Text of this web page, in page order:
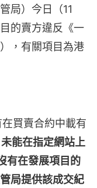
局）今日（11
的賣方違反《一
，有關項目為港
買賣合約中載有
未能在指定網站上
有在發展項目的
局提供該成交紀